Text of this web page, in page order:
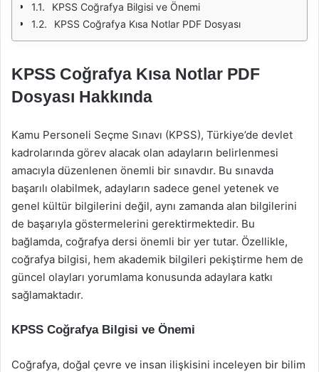
KPSS Coğrafya Bilgisi ve Önemi
KPSS Coğrafya Kısa Notlar PDF Dosyası
KPSS Coğrafya Kısa Notlar PDF
Dosyası Hakkında
Kamu Personeli Seçme Sınavı (KPSS), Türkiye’de devlet
kadrolarında görev alacak olan adayların belirlenmesi
amacıyla düzenlenen önemli bir sınavdır. Bu sınavda
başarılı olabilmek, adayların sadece genel yetenek ve
genel kültür bilgilerini değil, aynı zamanda alan bilgilerini
de başarıyla göstermelerini gerektirmektedir. Bu
bağlamda, coğrafya dersi önemli bir yer tutar. Özellikle,
coğrafya bilgisi, hem akademik bilgileri pekiştirme hem de
güncel olayları yorumlama konusunda adaylara katkı
sağlamaktadır.
KPSS Coğrafya Bilgisi ve Önemi
Coğrafya, doğal çevre ve insan ilişkisini inceleyen bir bilim